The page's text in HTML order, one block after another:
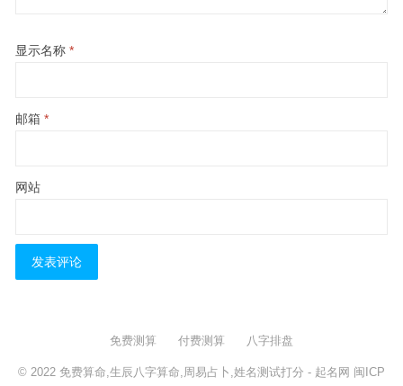
显示名称 *
邮箱 *
网站
免费测算 付费测算 八字排盘
© 2022 免费算命,生辰八字算命,周易占卜,姓名测试打分 - 起名网 闽ICP